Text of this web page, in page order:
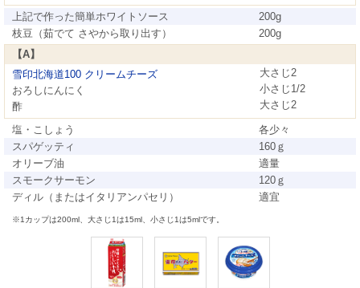
上記で作った簡単ホワイトソース
200g
枝豆（茹でて さやから取り出す）
200g
【A】
雪印北海道100 クリームチーズ
大さじ2
おろしにんにく
小さじ1/2
酢
大さじ2
塩・こしょう
各少々
スパゲッティ
160ｇ
オリーブ油
適量
スモークサーモン
120ｇ
ディル（またはイタリアンパセリ）
適宜
※1カップは200ml、大さじ1は15ml、小さじ1は5mlです。